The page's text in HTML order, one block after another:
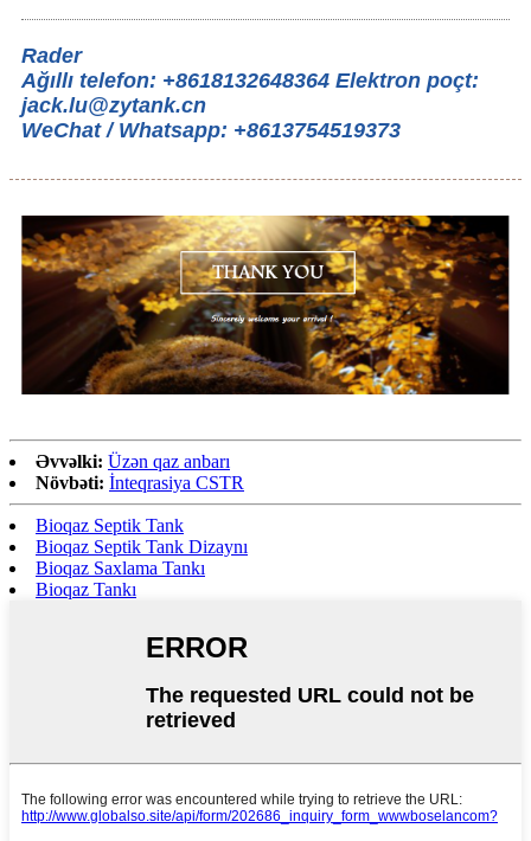
Rader
Ağıllı telefon: +8618132648364 Elektron poçt:
jack.lu@zytank.cn
WeChat / Whatsapp: +8613754519373
Əvvəlki: Üzən qaz anbarı
Növbəti: İnteqrasiya CSTR
Bioqaz Septik Tank
Bioqaz Septik Tank Dizaynı
Bioqaz Saxlama Tankı
Bioqaz Tankı